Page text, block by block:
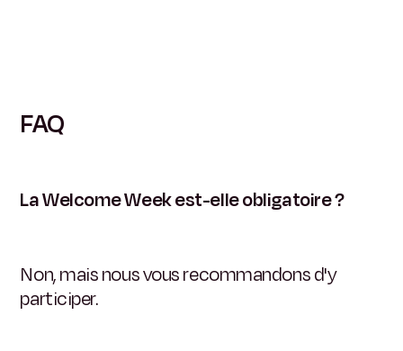
FAQ
La Welcome Week est-elle obligatoire ?
Non, mais nous vous recommandons d'y
participer.